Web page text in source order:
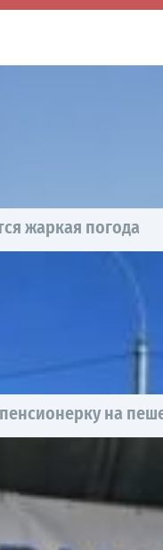
жаркая погода
на